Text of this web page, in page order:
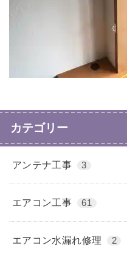
カテゴリー
アンテナ工事 3
エアコン工事 61
エアコン水漏れ修理 2